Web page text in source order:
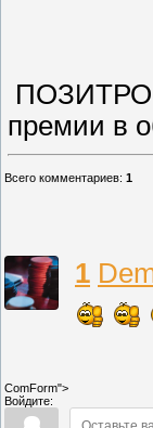
премии в
Всего комментариев: 1
1
ComForm">
Войдите: